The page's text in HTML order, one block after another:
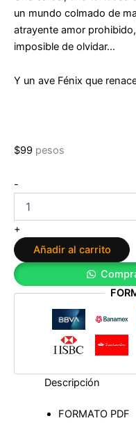
un mundo colmado de
atrayente amor
imposible de olvidar…
Y un ave Fénix que
$99 pesos
-
Cuatro
Puntos
Cardinales
2:
de
Gutiérrez
+
Añadir al carrito
Descripción
FORMATO PDF